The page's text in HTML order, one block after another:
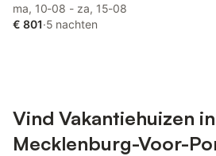
ma, 10-08 - za, 15-08
€ 801·5 nachten
Vind Vakantiehuizen in
Mecklenburg-Voor-